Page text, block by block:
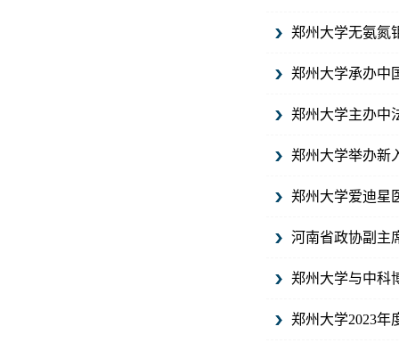
郑州大学无氨氮
郑州大学承办中
郑州大学主办中
郑州大学举办新
郑州大学爱迪星
河南省政协副主
郑州大学与中科
郑州大学2023年